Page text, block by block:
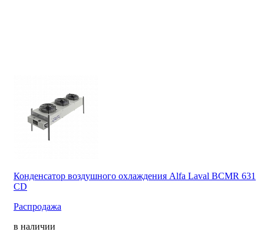
Конденсатор воздушного охлаждения Alfa Laval BCMR 631
CD
Распродажа
в наличии